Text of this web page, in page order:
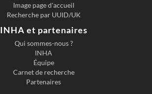
Image page d'accueil
Recherche par UUID/UK
INHA et partenaires
Qui sommes-nous ?
INHA
Équipe
Carnet de recherche
Partenaires